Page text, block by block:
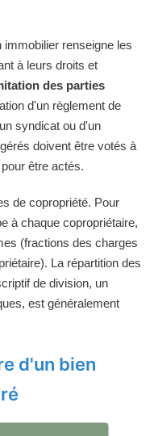
immobilier renseigne les
à leurs droits et
des parties
d'un règlement de
syndicat ou d'un
doivent être votés à
être actés.
de copropriété. Pour
à chaque copropriétaire,
(fractions des charges
La répartition des
de division, un
est généralement
d'un bien